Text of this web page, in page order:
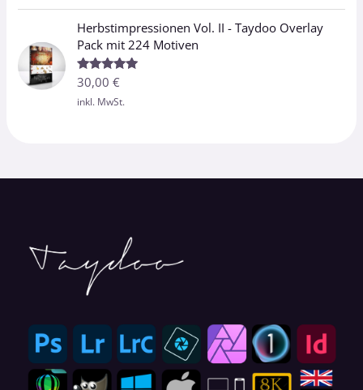
Herbstimpressionen Vol. II - Taydoo Overlay
Pack mit 224 Motiven
Bewertet
mit
von 5
30,00€
inkl. MwSt.